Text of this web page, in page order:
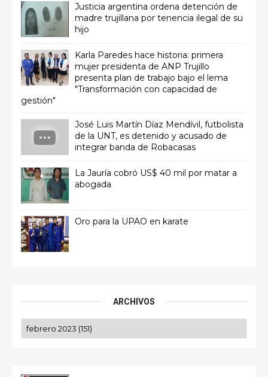
Justicia argentina ordena detención de
madre trujillana por tenencia ilegal de su
hijo
Karla Paredes hace historia: primera
mujer presidenta de ANP Trujillo
presenta plan de trabajo bajo el lema
"Transformación con capacidad de
gestión"
José Luis Martín Díaz Mendívil, futbolista
de la UNT, es detenido y acusado de
integrar banda de Robacasas
La Jauría cobró US$ 40 mil por matar a
abogada
Oro para la UPAO en karate
ARCHIVOS